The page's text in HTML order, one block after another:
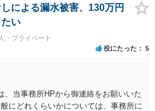
せると（訴状の記載内容から明らかな
弁護士に事前連絡し、引き続き訴訟も
任の意志が明らかになったところで、
代理人に訴状の受領を促すこともあ
か証拠がないと、実際の本人性が明ら
護士（２０万円の請求で代理人弁護士
）も住所は明らかにしないでしょ
先などの情報）から、相手の住所等の
ように思えます。 以上、ご参考まで。
による漏水被害、130万円
い
・プライベート
役にたった 5
、当事務所HPから御連絡をお願いいた
にどれくらいかについては、事務所に